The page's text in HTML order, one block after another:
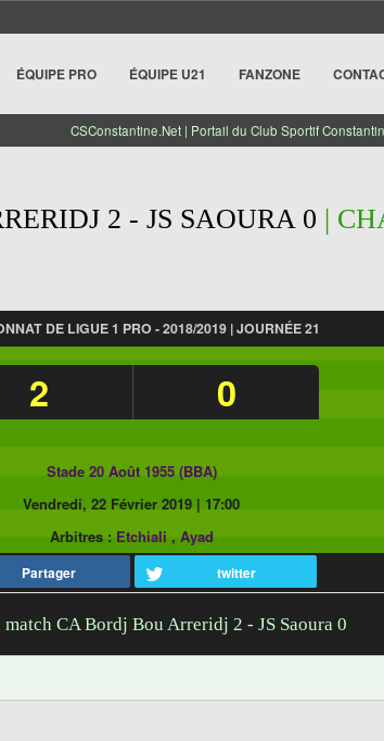
ÉQUIPE PRO ÉQUIPE U21 FANZONE
CSConstantine.Net | Portail du Club Sportif
2 - JS SAOURA 0 |
DE LIGUE 1 PRO - 2018/2019 | JOURNÉE 21
2 0
Stade 20 Août 1955 (BBA)
Vendredi, 22 Février 2019 | 17:00
Arbitres : Etchiali , Ayad
Partager twitter
match CA Bordj Bou Arreridj 2 - JS Saoura 0